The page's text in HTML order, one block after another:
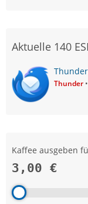
Aktuelle 140
Thunder
Kaffee ausgeben
3,00 €